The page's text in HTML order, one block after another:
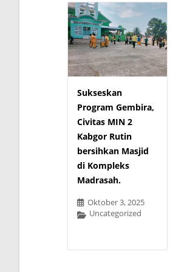
Sukseskan
Program Gembira,
Civitas MIN 2
Kabgor Rutin
bersihkan Masjid
di Kompleks
Madrasah.
Oktober 3, 2025
Uncategorized